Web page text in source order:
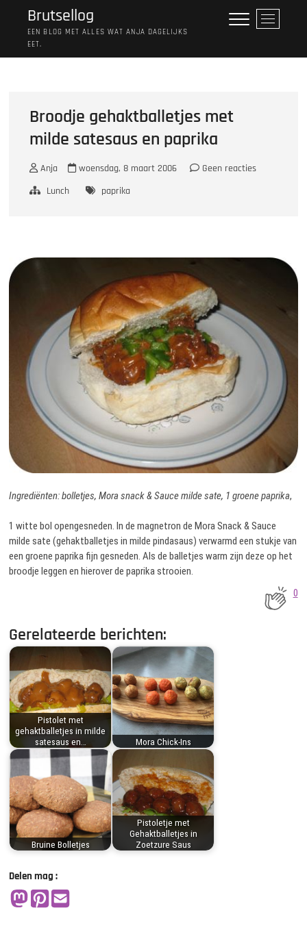
Brutsellog
EEN BLOG MET ALLES WAT ANJA DAGELIJKS
EET.
M
e
Broodje gehaktballetjes met
milde satesaus en paprika
Anja woensdag, 8 maart 2006
Geen reacties
Lunch
paprika
Ingrediënten: bolletjes, Mora snack & Sauce milde sate, 1 groene paprika,
1 witte bol opengesneden. In de magnetron de Mora Snack & Sauce
milde sate (gehaktballetjes in milde pindasaus) verwarmd een stukje van
een groene paprika fijn gesneden. Als de balletjes warm zijn deze op het
broodje leggen en hierover de paprika strooien.
0
Gerelateerde berichten:
Pistolet met
gehaktballetjes in milde
satesaus en…
Mora Chick-Ins
Bruine Bolletjes
Pistoletje met
Gehaktballetjes in
Zoetzure Saus
Delen mag :